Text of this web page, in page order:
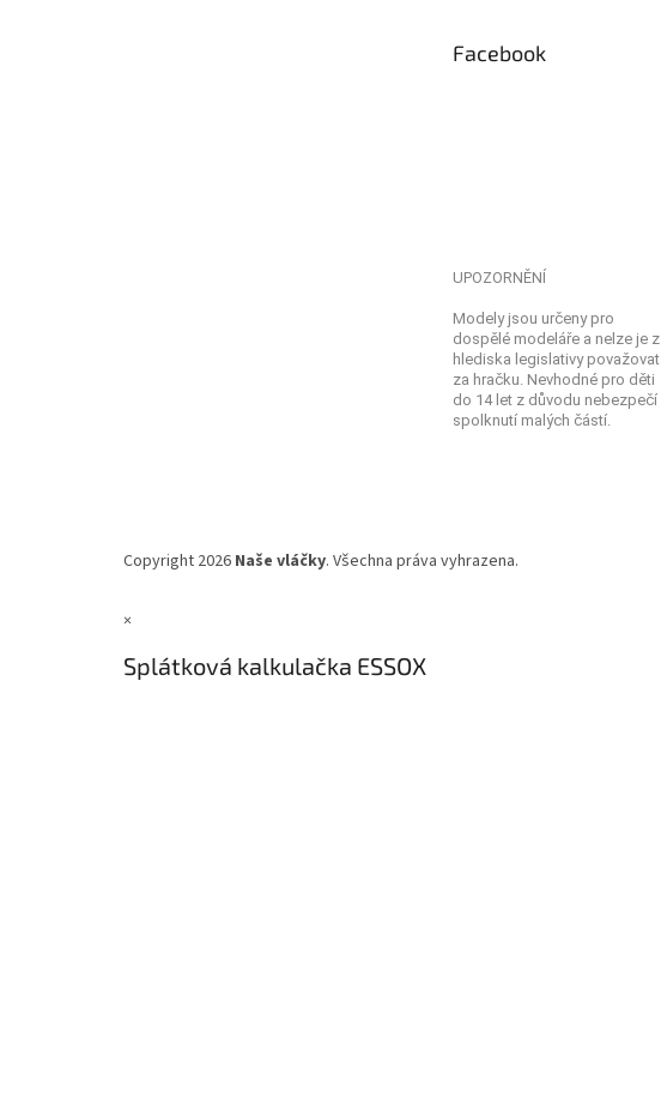
Facebook
UPOZORNĚNÍ
Modely jsou určeny pro
dospělé modeláře a nelze je z
hlediska legislativy považovat
za hračku. Nevhodné pro děti
do 14 let z důvodu nebezpečí
spolknutí malých částí.
Copyright 2026 Naše vláčky. Všechna práva vyhrazena.
×
Splátková kalkulačka ESSOX